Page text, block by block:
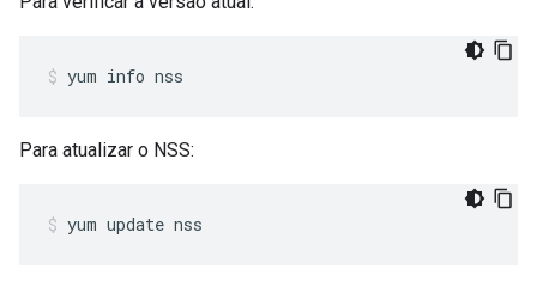
yum info nss
Para atualizar o NSS:
yum update nss